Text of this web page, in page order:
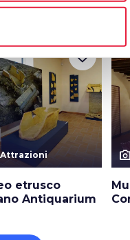
arrow_forward
Attrazioni
etrusco
Antiquarium
favorite_border